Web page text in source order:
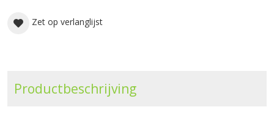
Zet op verlanglijst
Productbeschrijving